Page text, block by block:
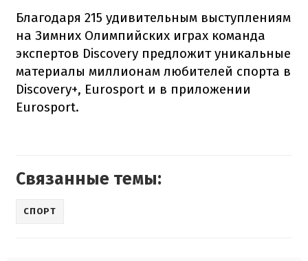
Благодаря 215 удивительным выступлениям
на Зимних Олимпийских играх команда
экспертов Discovery предложит уникальные
материалы миллионам любителей спорта в
Discovery+, Eurosport и в приложении
Eurosport.
Связанные темы:
СПОРТ